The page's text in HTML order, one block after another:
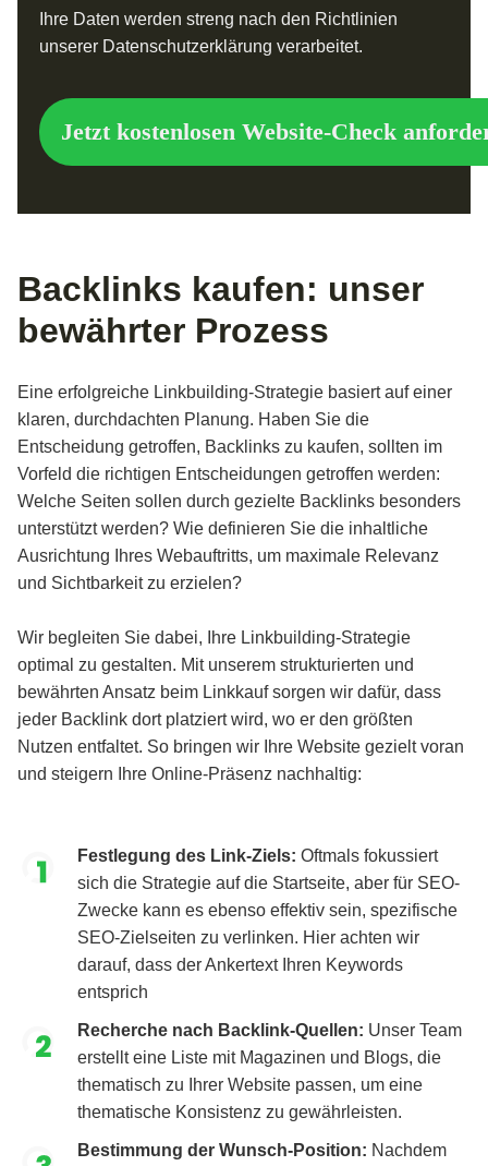
*
*
T
e
f
o
o
i
n
Ihre Daten werden streng nach den Richtlinien
unserer Datenschutzerklärung verarbeitet.
Jetzt kostenlosen Website-Check
Backlinks kaufen: unser
bewährter Prozess
Eine erfolgreiche Linkbuilding-Strategie basiert auf einer
klaren, durchdachten Planung. Haben Sie die
Entscheidung getroffen, Backlinks zu kaufen, sollten im
Vorfeld die richtigen Entscheidungen getroffen werden:
Welche Seiten sollen durch gezielte Backlinks besonders
unterstützt werden? Wie definieren Sie die inhaltliche
Ausrichtung Ihres Webauftritts, um maximale Relevanz
und Sichtbarkeit zu erzielen?
Wir begleiten Sie dabei, Ihre Linkbuilding-Strategie
optimal zu gestalten. Mit unserem strukturierten und
bewährten Ansatz beim Linkkauf sorgen wir dafür, dass
jeder Backlink dort platziert wird, wo er den größten
Nutzen entfaltet. So bringen wir Ihre Website gezielt voran
und steigern Ihre Online-Präsenz nachhaltig:
Festlegung des Link-Ziels: Oftmals fokussiert
sich die Strategie auf die Startseite, aber für SEO-
Zwecke kann es ebenso effektiv sein, spezifische
SEO-Zielseiten zu verlinken. Hier achten wir
darauf, dass der Ankertext Ihren Keywords
entsprich
Recherche nach Backlink-Quellen: Unser Team
erstellt eine Liste mit Magazinen und Blogs, die
thematisch zu Ihrer Website passen, um eine
thematische Konsistenz zu gewährleisten.
Bestimmung der Wunsch-Position: Nachdem